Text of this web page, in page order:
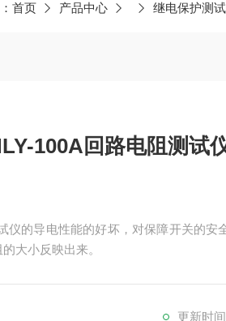
首页 产品中心 继电保护测
100A回路电阻测试
仪的导电性能的好坏，对保障开关的
大小反映出来。
更新时